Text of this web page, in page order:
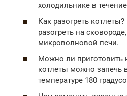
холодильнике в
Как разогреть
разогреть на
микроволновой печи.
Можно ли приготовить
котлеты можно запечь
температуре 180